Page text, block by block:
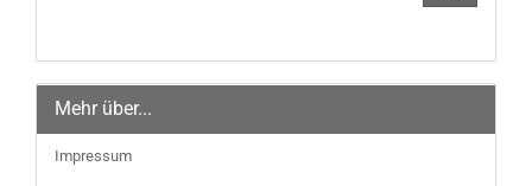
Mehr über...
Impressum